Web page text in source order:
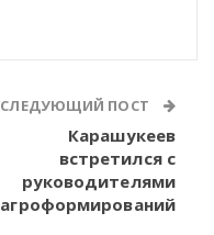
СЛЕДУЮЩИЙ ПОСТ
Карашукеев
встретился с
руководителями
агроформирований